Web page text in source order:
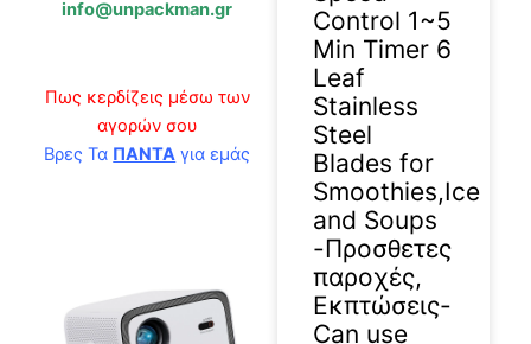
info@unpackman.gr
Πως κερδίζεις μέσω των
αγορών σου
Βρες Τα ΠΑΝΤΑ για εμάς
Control 1~5
Min Timer 6
Leaf
Stainless
Steel
Blades for
Smoothies,Ice
and Soups
-Προσθετες
παροχές,
Εκπτώσεις-
Can use